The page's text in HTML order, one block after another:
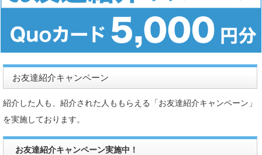
お友達紹介キャンペーン
紹介した人も、紹介された人ももらえる「お友達紹介キャンペーン」
を実施しております。
お友達紹介キャンペーン実施中！